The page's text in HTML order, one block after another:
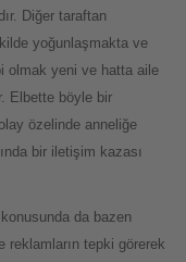
Diğer taraftan
yoğunlaşmakta ve
olmak yeni ve hatta aile
Elbette böyle bir
özelinde anneliğe
bir iletişim kazası
da bazen
reklamların tepki görerek